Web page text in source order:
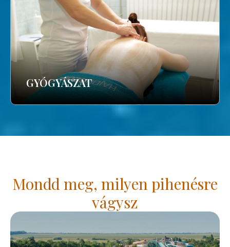
GYÓGYÁSZAT
Mondd meg, milyen pihenésre
vágysz